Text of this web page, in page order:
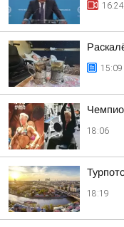
16:24
15:09
18:06
18:19